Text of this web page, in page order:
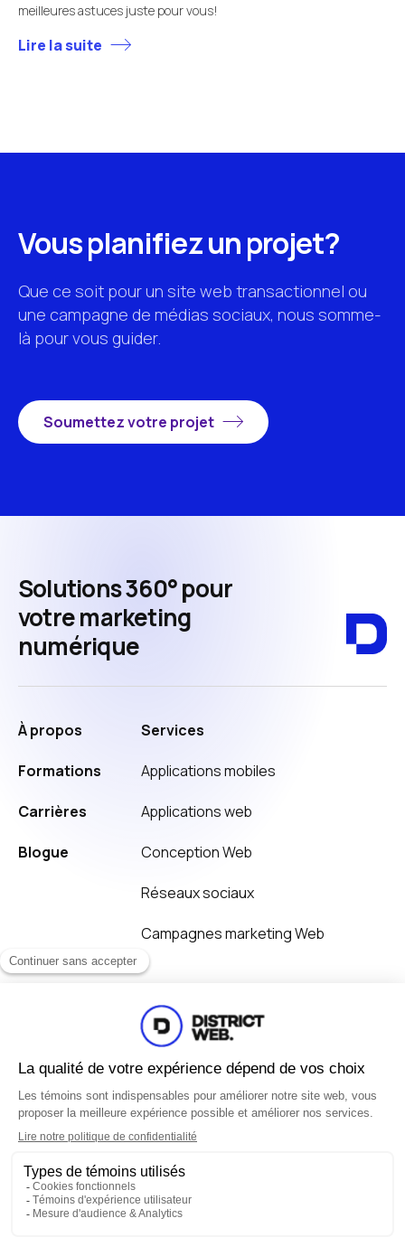
meilleures astuces juste pour vous!
Lire la suite
Vous planifiez un projet?
Que ce soit pour un site web transactionnel ou
une campagne de médias sociaux, nous somme-
là pour vous guider.
Soumettez votre projet
Solutions 360° pour
votre marketing
numérique
À propos
Formations
Carrières
Blogue
Services
Applications mobiles
Applications web
Conception Web
Réseaux sociaux
Campagnes marketing Web
50 C Rue Turgeon,
J7E 3H6
514 446-1676